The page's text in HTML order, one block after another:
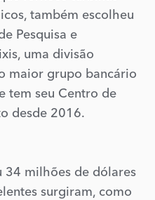
também escolheu
Pesquisa e
uma divisão
maior grupo bancário
tem seu Centro de
desde 2016.
34 milhões de dólares
surgiram, como